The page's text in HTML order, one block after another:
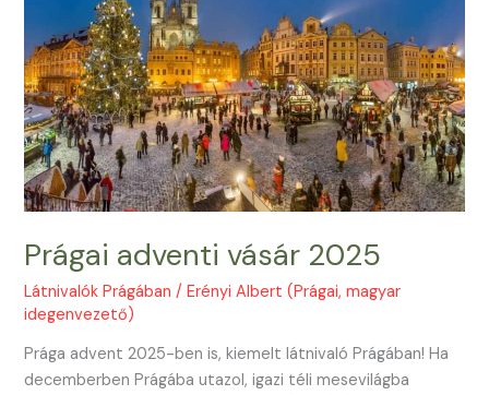
Prágai adventi vásár 2025
Látnivalók Prágában /Erényi Albert (Prágai, magyar
idegenvezető)
Prága advent 2025-ben is, kiemelt látnivaló Prágában! Ha
decemberben Prágába utazol, igazi téli mesevilágba